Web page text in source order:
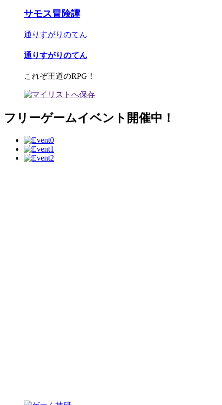
サモス冒険譚
通りすがりのてん
通りすがりのてん
これぞ王道のRPG！
フリーゲームイベント開催中！